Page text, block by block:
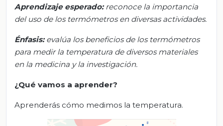
Aprendizaje esperado: reconoce la importancia
del uso de los termómetros en diversas actividades.
Énfasis: evalúa los beneficios de los termómetros
para medir la temperatura de diversos materiales
en la medicina y la investigación.
¿Qué vamos a aprender?
Aprenderás cómo medimos la temperatura.